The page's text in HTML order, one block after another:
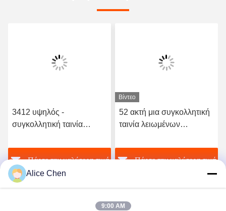
3412 υψηλός -
συγκολλητική ταινία
ποιοτικού ελαστική
πολυουρεθάνιου καυτή
Πάρτε την καλύτερη τιμή
Βίντεο
52 ακτή μια συγκολλητική
ταινία λειωμένων
TPU καυτή για το άνευ
ραφής εσώρουχο
Πάρτε την καλύτερη τιμή
Alice Chen
9:00 AM